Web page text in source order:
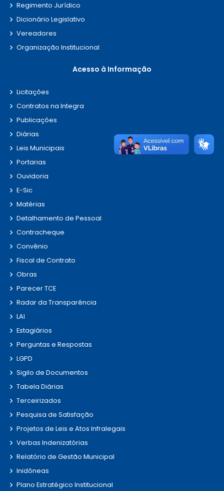
Regimento Jurídico
Dicionário Legislativo
Vereadores
Organização Institucional
Acesso à Informação
Licitações
Contratos na Integra
Publicações
Diárias
Leis Municipais
Portarias
Ouvidoria
E-Sic
Matérias
Detalhamento de Pessoal
Contracheque
Convênio
Fiscal de Contrato
Obras
Parecer TCE
Radar da Transparência
LAI
Estagiários
Perguntas e Respostas
LGPD
Sigilo de Documentos
Tabela Diárias
Terceirizados
Pesquisa de Satisfação
Projetos de Leis e Atos Infralegais
Verbas Indenizatórias
Relatório de Gestão Municipal
Inidôneas
Plano Estratégico Institucional